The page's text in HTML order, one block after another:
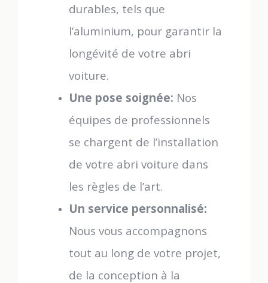
durables, tels que
l’aluminium, pour garantir la
longévité de votre abri
voiture.
Une pose soignée: Nos
équipes de professionnels
se chargent de l’installation
de votre abri voiture dans
les règles de l’art.
Un service personnalisé:
Nous vous accompagnons
tout au long de votre projet,
de la conception à la